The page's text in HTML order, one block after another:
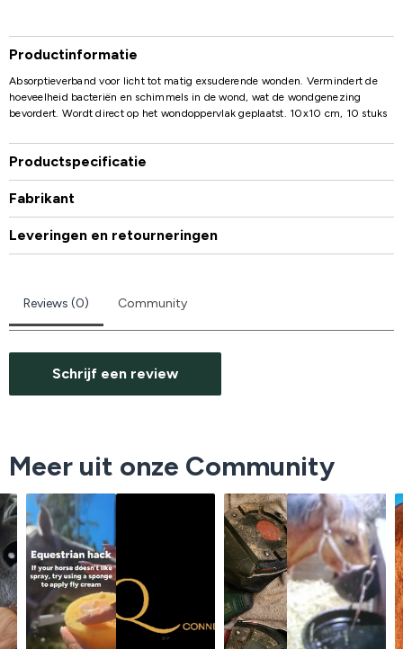
Productinformatie
Absorptieverband voor licht tot matig exsuderende wonden. Vermindert de
hoeveelheid bacteriën en schimmels in de wond, wat de wondgenezing
bevordert. Wordt direct op het wondoppervlak geplaatst. 10x10 cm, 10 stuks
Productspecificatie
Fabrikant
Leveringen en retourneringen
Reviews (0) Community
Schrijf een review
Meer uit onze Community